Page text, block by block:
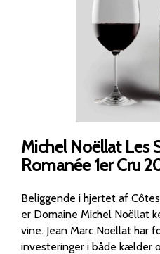
Michel Noëllat Les
Romanée 1er Cru
Beliggende i hjertet af
er Domaine Michel Noëllat
vine. Jean Marc Noëllat har foretaget betydelige
investeringer i både kælder